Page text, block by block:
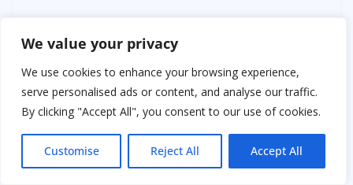
We value your privacy
We use cookies to enhance your browsing experience,
serve personalised ads or content, and analyse our traffic.
By clicking "Accept All", you consent to our use of cookies.
Customise Reject All Accept All